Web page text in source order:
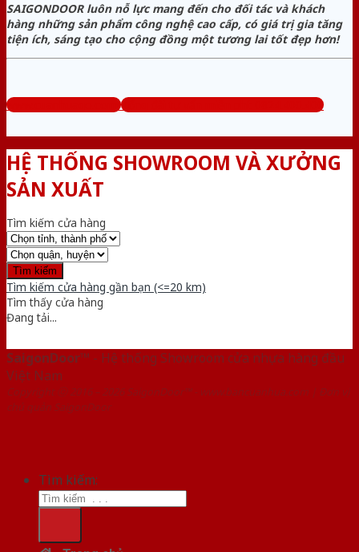
SAIGONDOOR luôn nỗ lực mang đến cho đối tác và khách
hàng những sản phẩm công nghệ cao cấp, có giá trị gia tăng
tiện ích, sáng tạo cho cộng đồng một tương lai tốt đẹp hơn!
www.cuanhuago.com Tổng đài tư vấn miễn phí: 0824.400.400
HỆ THỐNG SHOWROOM VÀ XƯỞNG
SẢN XUẤT
Tìm kiếm cửa hàng
Tìm kiếm cửa hàng gần bạn (<=20 km)
Tìm thấy cửa hàng
Đang tải...
SaigonDoor™ - Hệ thống Showroom cửa nhựa hàng đầu
Việt Nam
Copyright ⓒ 2016 – 2026 SaigonDoor™ - www.bancuanhua.com | Đơn vị
chủ quản SaigonDoor
Tìm kiếm: